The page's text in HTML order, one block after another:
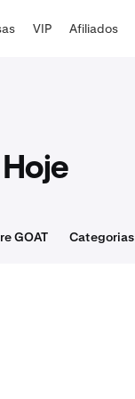
VIP Afiliados
GOAT Categorias